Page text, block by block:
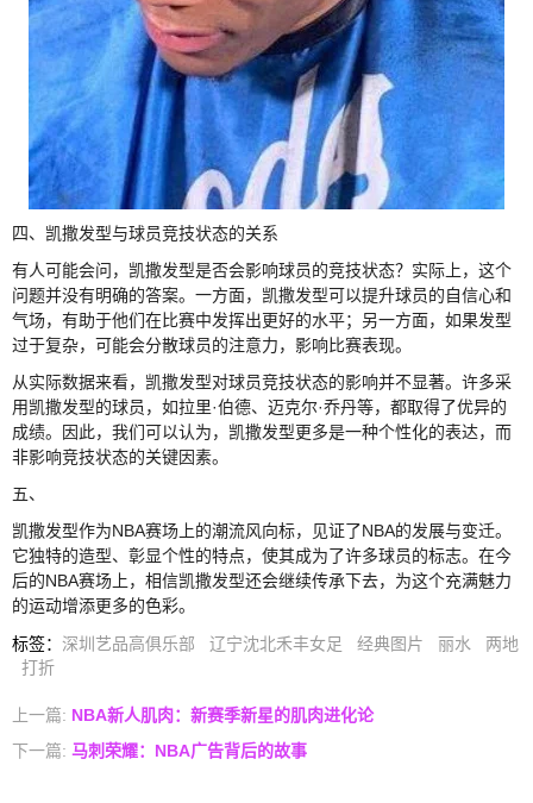
四、凯撒发型与球员竞技状态的关系
有人可能会问，凯撒发型是否会影响球员的竞技状态？实际上，这个
问题并没有明确的答案。一方面，凯撒发型可以提升球员的自信心和
气场，有助于他们在比赛中发挥出更好的水平；另一方面，如果发型
过于复杂，可能会分散球员的注意力，影响比赛表现。
从实际数据来看，凯撒发型对球员竞技状态的影响并不显著。许多采
用凯撒发型的球员，如拉里·伯德、迈克尔·乔丹等，都取得了优异的
成绩。因此，我们可以认为，凯撒发型更多是一种个性化的表达，而
非影响竞技状态的关键因素。
五、
凯撒发型作为NBA赛场上的潮流风向标，见证了NBA的发展与变迁。
它独特的造型、彰显个性的特点，使其成为了许多球员的标志。在今
后的NBA赛场上，相信凯撒发型还会继续传承下去，为这个充满魅力
的运动增添更多的色彩。
标签： 深圳艺品高俱乐部 辽宁沈北禾丰女足 经典图片 丽水
两地
打折
上一篇: NBA新人肌肉：新赛季新星的肌肉进化论
下一篇: 马刺荣耀：NBA广告背后的故事